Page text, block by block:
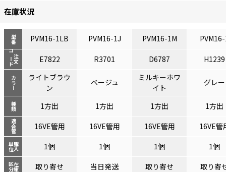
在庫状況
型番
注文
コード
カラー
種類
適合管
購入
単位
在庫
区分
PVM16-1LB PVM16-1J PVM16-1M
E7822 R3701 D6787
H1239
ライトブラウ
ン
ベージュ
ミルキーホワ
イト
グレー
1方出 1方出 1方出
1方出
16VE管用
16VE管用 16VE管用
16VE管
1個
1個 1個
1個
取り寄せ
当日発送 取り寄せ
取り寄